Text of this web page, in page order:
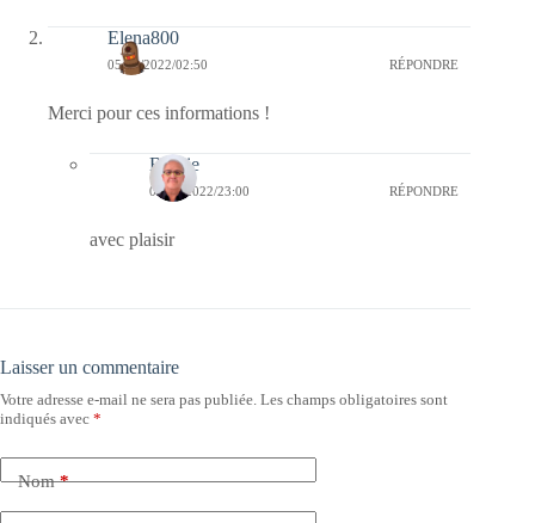
Elena800
05/12/2022/02:50 RÉPONDRE
Merci pour ces informations !
Bernie
05/12/2022/23:00 RÉPONDRE
avec plaisir
Laisser un commentaire
Votre adresse e-mail ne sera pas publiée. Les champs obligatoires sont
indiqués avec *
Nom*